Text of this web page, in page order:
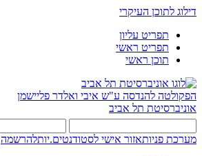
דילוג לתוכן העיקרי
תפריט עליון
תפריט ראשי
תוכן ראשי
הפקולטה להנדסה ע"ש איבי ואלדר פליישמן
אוניברסיטת תל אביב
מערכת פניותאזור אישי לסטודנטים.יותלהרשמה